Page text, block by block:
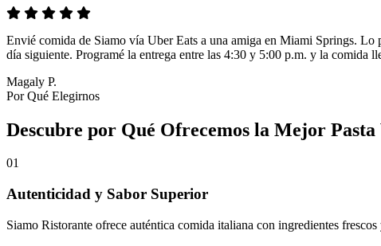
Envié comida de Siamo vía Uber Eats a una amiga en Miami Springs.
día siguiente. Programé la entrega entre las 4:30 y 5:00 p.m. y la comida
Magaly P.
Por Qué Elegirnos
Descubre por Qué Ofrecemos la Mejor
01
Autenticidad y Sabor Superior
Siamo Ristorante ofrece auténtica comida italiana con ingredientes